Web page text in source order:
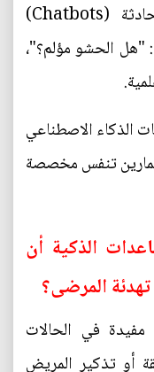
- المحادثات الذكية: روبوتات محادثة (Chatbots)
"هل الحشو مؤلم؟"،
الذكاء الاصطناعي
تنفس مخصصة
الذكية أن
المرضى؟
في الحالات
أو تذكير المريض